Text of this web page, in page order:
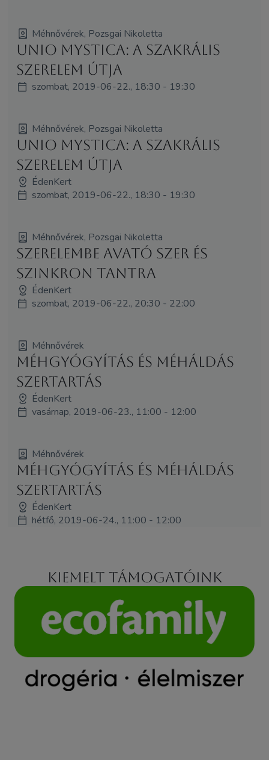
Méhnővérek, Pozsgai Nikoletta
Unio Mystica: A Szakrális
SzerElem útja
szombat, 2019-06-22., 18:30 - 19:30
Méhnővérek, Pozsgai Nikoletta
Unio Mystica: A Szakrális
SzerElem útja
ÉdenKert
szombat, 2019-06-22., 18:30 - 19:30
Méhnővérek, Pozsgai Nikoletta
Szerelembe Avató Szer és
Szinkron Tantra
ÉdenKert
szombat, 2019-06-22., 20:30 - 22:00
Méhnővérek
Méhgyógyítás és MéhÁldás
szertartás
ÉdenKert
vasárnap, 2019-06-23., 11:00 - 12:00
Méhnővérek
Méhgyógyítás és MéhÁldás
szertartás
ÉdenKert
hétfő, 2019-06-24., 11:00 - 12:00
Kiemelt támogatóink